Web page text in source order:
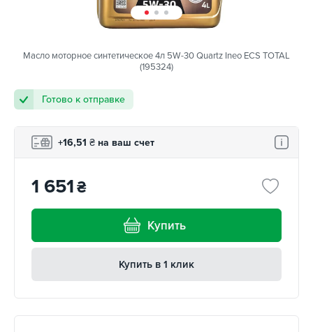
Масло моторное синтетическое 4л 5W-30 Quartz Ineo ECS TOTAL
(195324)
Готово к отправке
+16,51 ₴ на ваш счет
1 651₴
Купить
Купить в 1 клик